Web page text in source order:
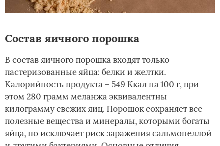
Состав яичного порошка
В состав яичного порошка входят только
пастеризованные яйца: белки и желтки.
Калорийность продукта – 549 Ккал на 100 г, при
этом 280 грамм меланжа эквивалентны
килограмму свежих яиц. Порошок сохраняет все
полезные вещества и минералы, которыми богаты
яйца, но исключает риск заражения сальмонеллой